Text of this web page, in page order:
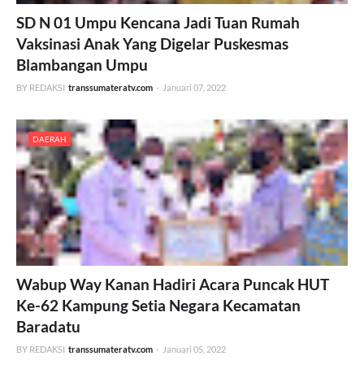
SD N 01 Umpu Kencana Jadi Tuan Rumah
Vaksinasi Anak Yang Digelar Puskesmas
Blambangan Umpu
BY REDAKSI transsumateratv.com - Januari 07, 2022
DAERAH
Wabup Way Kanan Hadiri Acara Puncak HUT
Ke-62 Kampung Setia Negara Kecamatan
Baradatu
BY REDAKSI transsumateratv.com - Januari 05, 2022